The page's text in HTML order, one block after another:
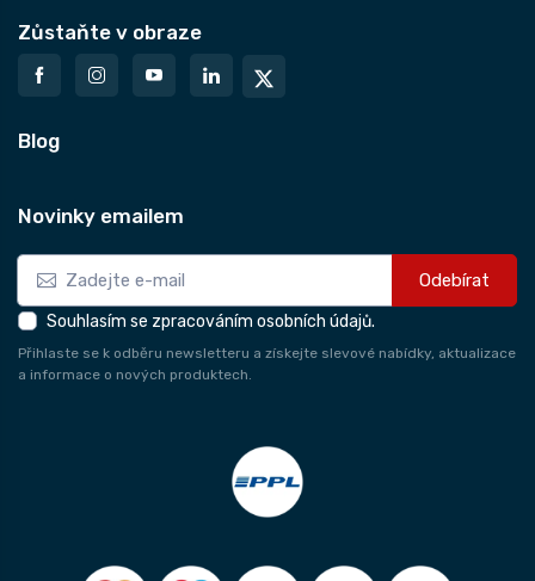
Zůstaňte v obraze
Blog
Novinky emailem
Odebírat
Souhlasím se zpracováním osobních údajů.
Přihlaste se k odběru newsletteru a získejte slevové nabídky, aktualizace
a informace o nových produktech.